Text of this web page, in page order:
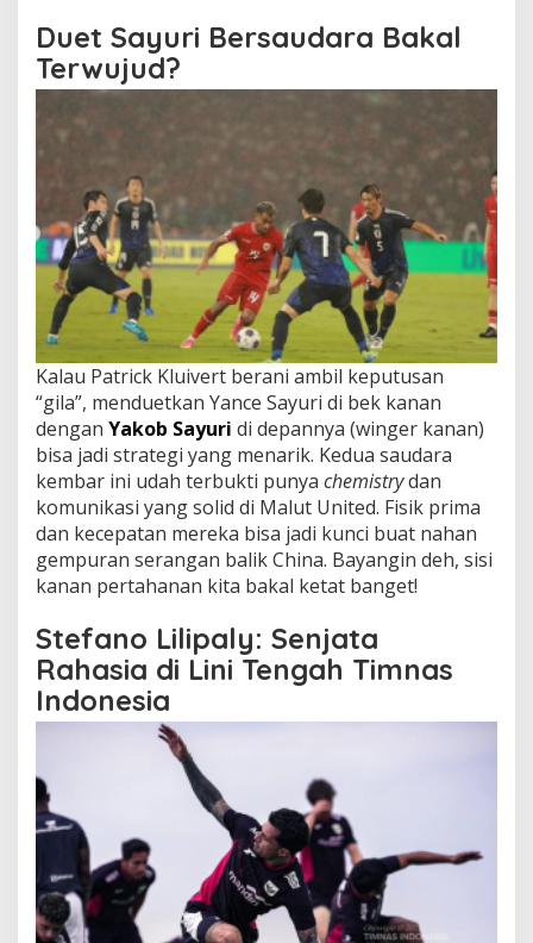
Duet Sayuri Bersaudara Bakal
Terwujud?
Kalau Patrick Kluivert berani ambil keputusan
“gila”, menduetkan Yance Sayuri di bek kanan
dengan Yakob Sayuri di depannya (winger kanan)
bisa jadi strategi yang menarik. Kedua saudara
kembar ini udah terbukti punya chemistrydan
komunikasi yang solid di Malut United. Fisik prima
dan kecepatan mereka bisa jadi kunci buat nahan
gempuran serangan balik China. Bayangin deh, sisi
kanan pertahanan kita bakal ketat banget!
Stefano Lilipaly: Senjata
Rahasia di Lini Tengah Timnas
Indonesia